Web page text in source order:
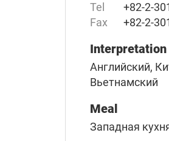
Tel
+82-2-
Fax
+82-2-
Interpretation
Английский,
Вьетнамский
Meal
Западная